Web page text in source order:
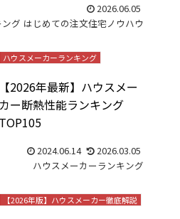
2026.06.05
グ はじめての注文住宅ノウハウ
ハウスメーカーランキング
【2026年最新】ハウスメー
カー断熱性能ランキング
TOP105
2024.06.14
2026.03.05
ハウスメーカーランキング
【2026年版】ハウスメーカー徹底解説